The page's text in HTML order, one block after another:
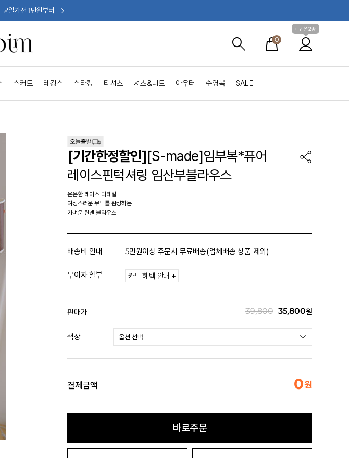
균일가전 1만원부터
0
+쿠폰2종
스커트 레깅스 스타킹 티셔츠 셔츠&니트 아우터 수영복 SALE
[기간한정할인][S-made]임부복*퓨어
레이스핀턱셔링 임산부블라우스
은은한 레이스 디테일
여성스러운 무드를 완성하는
가벼운 린넨 블라우스
배송비 안내 5만원이상 주문시 무료배송(업체배송 상품 제외)
무이자 할부 카드 혜택 안내 +
판매가 39,800 35,800원
색상
결제금액 0원
바로주문